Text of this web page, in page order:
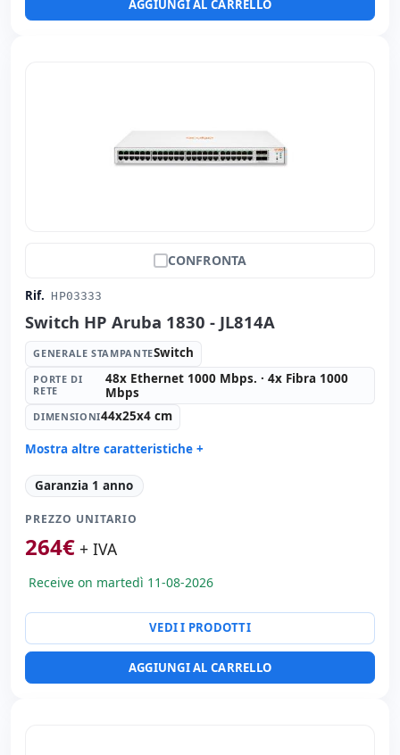
AGGIUNGI AL CARRELLO
CONFRONTA
Rif. HP03333
Switch HP Aruba 1830 - JL814A
GENERALE STAMPANTESwitch
PORTE DI
RETE
48x Ethernet 1000 Mbps. · 4x Fibra 1000
Mbps
DIMENSIONI44x25x4 cm
Mostra altre caratteristiche +
Generale stampante:
Porte di rete: 48x Ethernet 1000 Mbps. · 4x Fibra 1000
Mbps.
Dimensioni:
Peso:
3.00 Kg.
Garanzia 1 anno
PREZZO UNITARIO
264€ + IVA
Receive on martedì 11-08-2026
VEDI I PRODOTTI
AGGIUNGI AL CARRELLO